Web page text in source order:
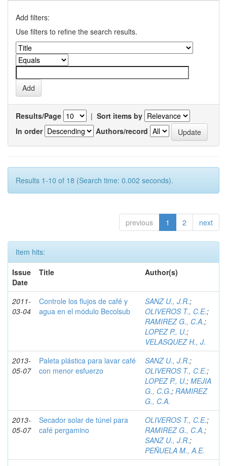
Add filters:
Use filters to refine the search results.
Results/Page | Sort items by
In order
Authors/record
Results 1-10 of 18 (Search time: 0.002 seconds).
previous 1 2 next
Item hits:
Issue
Date
Title Author(s)
2011-
03-04
Controle los flujos de café y
agua en el módulo Becolsub
SANZ U., J.R.;
OLIVEROS T., C.E.;
RAMIREZ G., C.A.;
LOPEZ P., U.;
VELASQUEZ H., J.
2013-
05-07
Paleta plástica para lavar café
con menor esfuerzo
SANZ U., J.R.;
OLIVEROS T., C.E.;
LOPEZ P., U.; MEJIA
G., C.G.; RAMIREZ
G., C.A.
2013-
05-07
Secador solar de túnel para
café pergamino
OLIVEROS T., C.E.;
RAMIREZ G., C.A.;
SANZ U., J.R.;
PEÑUELA M., A.E.